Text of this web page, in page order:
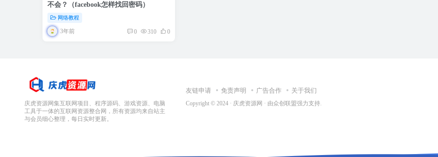
不会？（facebook怎样找回密码）
网络教程
3年前 0 310 0
庆虎资源网集互联网项目、程序源码、游戏资源、电脑
工具于一体的互联网资源整合网，所有资源均来自站主
与会员细心整理，每日实时更新。
友链申请 免责声明 广告合作 关于我们
Copyright © 2024 · 庆虎资源网 · 由众创联盟强力支持.